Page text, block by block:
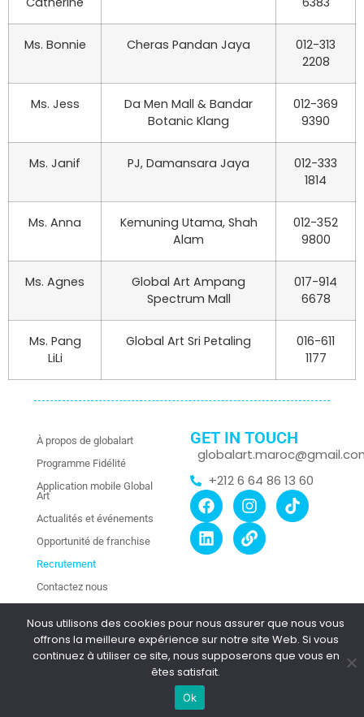
Ms. Bonnie Cheras Pandan Jaya
012-313
2208
Ms. Jess
Da Men Mall & Bandar
Botanic Klang
012-369
9390
Ms. Janif PJ, Damansara Jaya
012-333
1814
Ms. Anna
Kemuning Utama, Shah
Alam
012-352
9800
Ms. Agnes
Global Art Ampang
Spectrum Mall
017-914
6678
Ms. Pang
LiLi
Global Art Sri Petaling
016-611
1177
À propos de globalart
Programme Fidélité
Application mobile Global
Art
Actualités et événements
Opportunité de franchise
Recrutement
Contactez nous
GET IN TOUCH
+212 6 64 86 13 60
Copyright © 2025 Global Art Morocco.
All Rights Reserved. | Site by At Nine Creation
Nous utilisons des cookies pour nous assurer que nous vous
offrons la meilleure expérience sur notre site Web. Si vous
continuez à utiliser ce site, nous supposerons que vous en
êtes satisfait.
Ok